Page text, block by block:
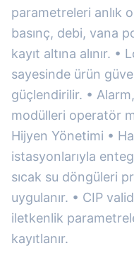
parametreleri anlık
basınç, debi, vana
kayıt altına alınır. •
sayesinde ürün
güçlendirilir. •
modülleri operatör
Hijyen Yönetimi •
istasyonlarıyla
sıcak su döngüleri
uygulanır. • CIP
iletkenlik
kayıtlanır.